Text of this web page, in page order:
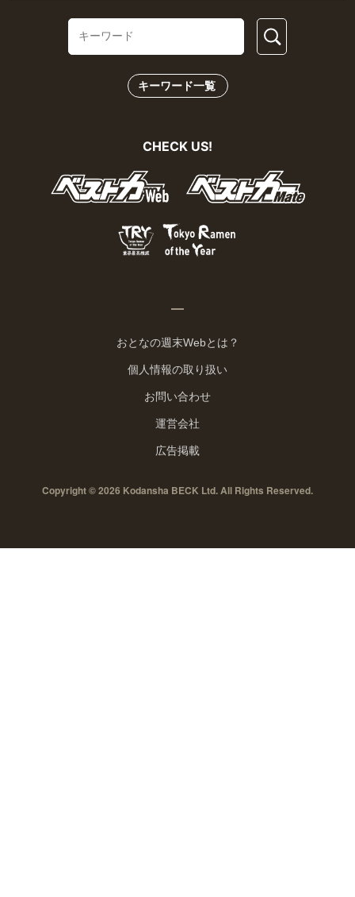
キーワード一覧
CHECK US!
おとなの週末Webとは？
個人情報の取り扱い
お問い合わせ
運営会社
広告掲載
Copyright © 2026 Kodansha BECK Ltd. All Rights Reserved.